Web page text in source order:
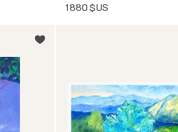
1 880 $US